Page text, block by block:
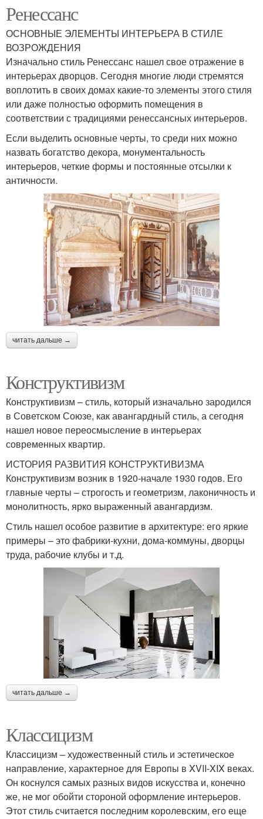
Ренессанс
ОСНОВНЫЕ ЭЛЕМЕНТЫ ИНТЕРЬЕРА В СТИЛЕ
ВОЗРОЖДЕНИЯ
Изначально стиль Ренессанс нашел свое отражение в
интерьерах дворцов. Сегодня многие люди стремятся
воплотить в своих домах какие-то элементы этого стиля
или даже полностью оформить помещения в
соответствии с традициями ренессансных интерьеров.
Если выделить основные черты, то среди них можно
назвать богатство декора, монументальность
интерьеров, четкие формы и постоянные отсылки к
античности.
читать дальше →
Конструктивизм
Конструктивизм – стиль, который изначально зародился
в Советском Союзе, как авангардный стиль, а сегодня
нашел новое переосмысление в интерьерах
современных квартир.
ИСТОРИЯ РАЗВИТИЯ КОНСТРУКТИВИЗМА
Конструктивизм возник в 1920-начале 1930 годов. Его
главные черты – строгость и геометризм, лаконичность и
монолитность, ярко выраженный авангардизм.
Стиль нашел особое развитие в архитектуре: его яркие
примеры – это фабрики-кухни, дома-коммуны, дворцы
труда, рабочие клубы и т.д.
читать дальше →
Классицизм
Классицизм – художественный стиль и эстетическое
направление, характерное для Европы в XVII-XIX веках.
Он коснулся самых разных видов искусства и, конечно
же, не мог обойти стороной оформление интерьеров.
Этот стиль считается последним королевским, его еще